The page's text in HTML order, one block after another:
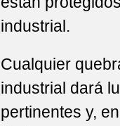
industrial.
Cualquier
industrial dará
pertinentes y,